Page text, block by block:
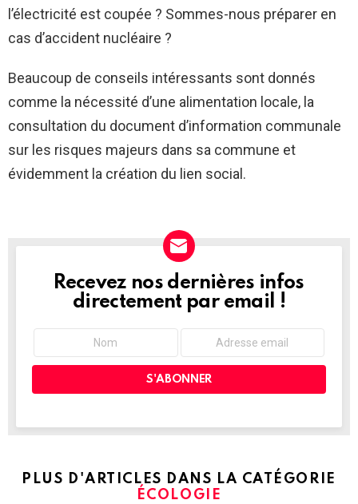
l’électricité est coupée ? Sommes-nous préparer en
cas d’accident nucléaire ?
Beaucoup de conseils intéressants sont donnés
comme la nécessité d’une alimentation locale, la
consultation du document d’information communale
sur les risques majeurs dans sa commune et
évidemment la création du lien social.
NEWSLETTER
Recevez nos dernières infos
directement par email !
PLUS D'ARTICLES DANS LA CATÉGORIE
ÉCOLOGIE